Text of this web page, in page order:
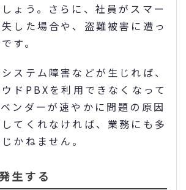
ょう。さらに、社員がスマー
した場合や、盗難被害に遭っ
す。
ステム障害などが生じれば、
ドPBXを利用できなくなって
ンダーが速やかに問題の原因
てくれなければ、業務にも多
かねません。
生する